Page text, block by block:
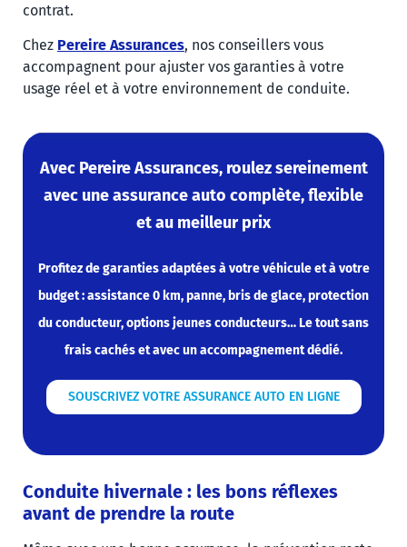
contrat.
Chez Pereire Assurances, nos conseillers vous
accompagnent pour ajuster vos garanties à votre
usage réel et à votre environnement de conduite.
Avec Pereire Assurances, roulez sereinement
avec une assurance auto complète, flexible
et au meilleur prix
Profitez de garanties adaptées à votre véhicule et à votre
budget : assistance 0 km, panne, bris de glace, protection
du conducteur, options jeunes conducteurs… Le tout sans
frais cachés et avec un accompagnement dédié.
SOUSCRIVEZ VOTRE ASSURANCE AUTO EN LIGNE
Conduite hivernale : les bons réflexes
avant de prendre la route